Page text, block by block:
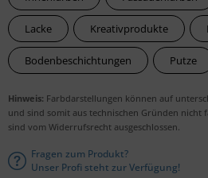
Lacke Kreativprodukte
Bodenbeschichtungen Putze
Hinweis: Farbdarstellungen können auf
und sind somit aus technischen Gründen nicht
sind vom Widerrufsrecht ausgeschlossen.
Fragen zum Produkt?
Unser Profi steht zur Verfügung!